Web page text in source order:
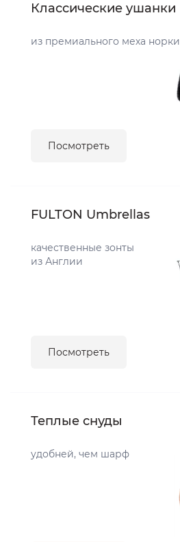
Классические ушанки
из премиального меха норки
Посмотреть
FULTON Umbrellas
качественные зонты
из Англии
Посмотреть
Теплые снуды
удобней, чем шарф